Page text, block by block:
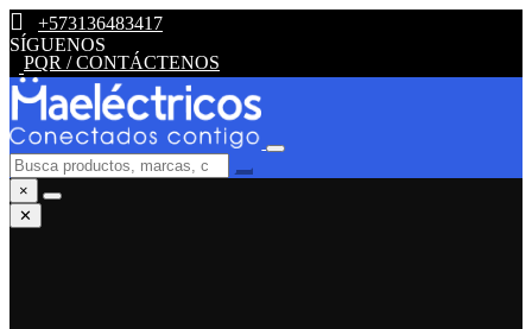
+573136483417
SÍGUENOS
PQR / CONTÁCTENOS
×
✕